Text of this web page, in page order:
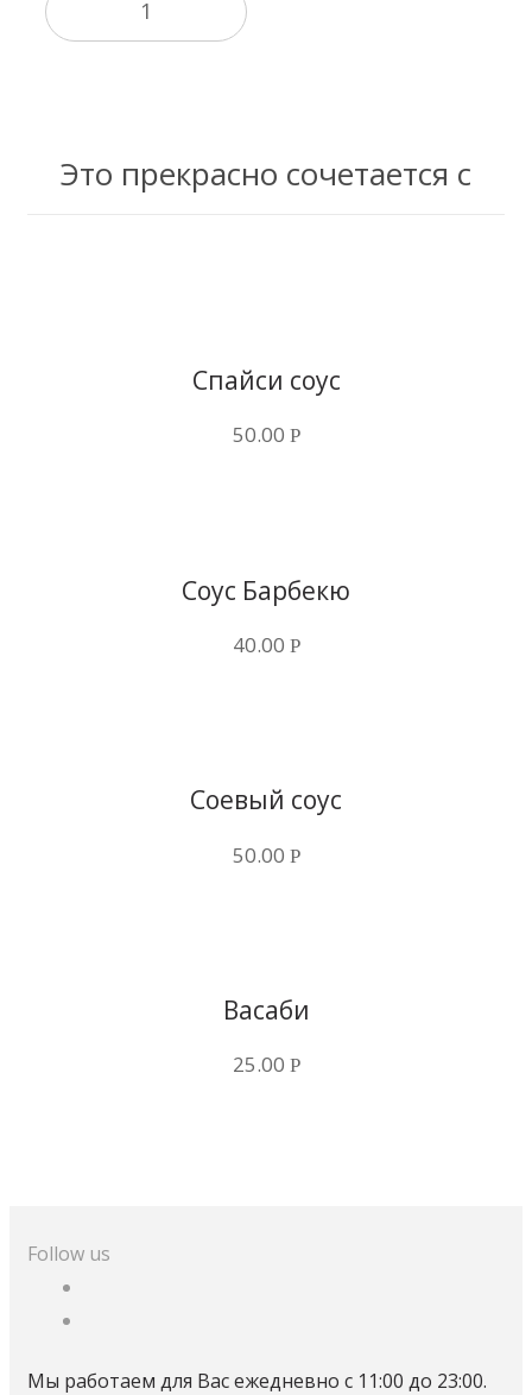
Это прекрасно сочетается с
Спайси соус
50.00 Р
Соус Барбекю
40.00 Р
Соевый соус
50.00 Р
Васаби
25.00 Р
Follow us
Мы работаем для Вас ежедневно с 11:00 до 23:00.